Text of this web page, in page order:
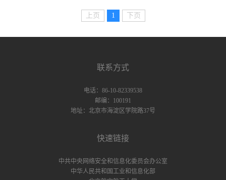
教职工公开招聘管理办法》（北航人字﹝2018﹞17号）
上页 1 下页
联系方式
电话：86-10-82339538
邮编：100191
地址：北京市海淀区学院路37号
快速链接
中共中央网络安全和信息化委员会办公室
中华人民共和国工业和信息化部